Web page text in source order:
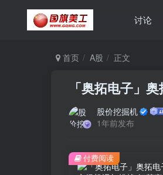
讨论
首页 A股 正文
「奥拓电子」
股价挖掘机
1年前发布
付费阅读